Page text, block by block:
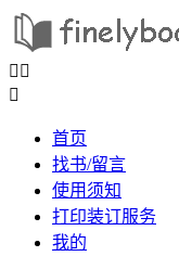
 

首页
找书/留言
使用须知
打印装订服务
我的